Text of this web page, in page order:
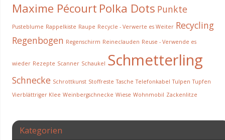
Maxime Pécourt Polka Dots Punkte
Pusteblume Rappelkiste Raupe Recycle - Verwerte es Weiter Recycling
Regenbogen Regenschirm Reineclauden Reuse - Verwende es
wieder Rezepte Scanner Schaukel Schmetterling
Schnecke Schrottkunst Stoffreste Tasche Telefonkabel Tulpen Tupfen
Vierblättriger Klee Weinbergschnecke Wiese Wohnmobil Zackenlitze
Kategorien